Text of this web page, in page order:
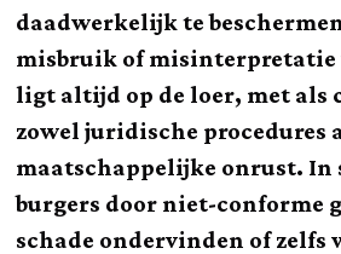
daadwerkelijk te
misbruik of misinterpretatie
ligt altijd op de loer, met als
zowel juridische procedures
maatschappelijke onrust.
burgers door niet-conforme
schade ondervinden of zelfs